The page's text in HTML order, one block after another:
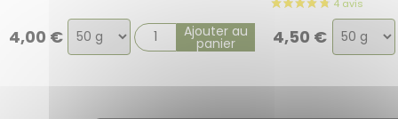
4,00 € Choix
de
Ajouter au
panier 4,50 €
Choix
de